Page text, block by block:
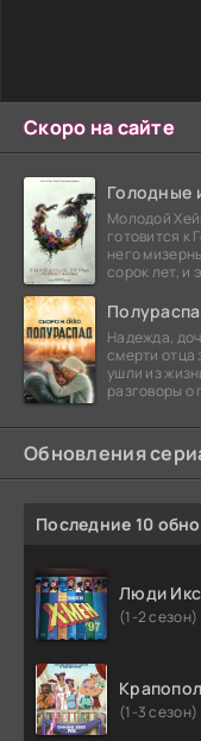
Скоро на сайте
Голодные
Молодой
готовится к
него
сорок лет, и
Надежда,
смерти отца
ушли из
разговоры о
Обновления
Последние 10
Люди Икс
(1-2 сезон)
(1-3 сезон)